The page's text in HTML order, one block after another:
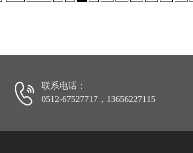
联系电话：
0512-67527717，13656227115